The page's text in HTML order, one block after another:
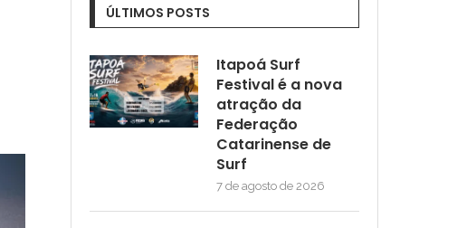
ÚLTIMOS POSTS
Itapoá Surf
Festival é a nova
atração da
Federação
Catarinense de
Surf
7 de agosto de 2026